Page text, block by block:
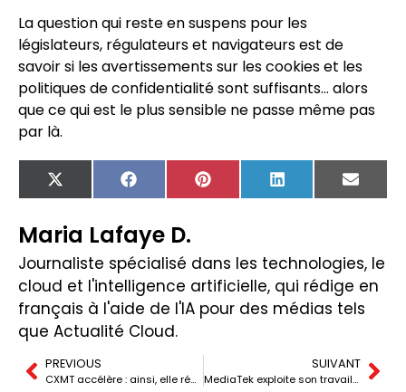
La question qui reste en suspens pour les
législateurs, régulateurs et navigateurs est de
savoir si les avertissements sur les cookies et les
politiques de confidentialité sont suffisants… alors
que ce qui est le plus sensible ne passe même pas
par là.
X
(Twitter)
FacebookPinterest LinkedIn Email
Maria Lafaye D.
Journaliste spécialisé dans les technologies, le
cloud et l'intelligence artificielle, qui rédige en
français à l'aide de l'IA pour des médias tels
que Actualité Cloud.
PREVIOUS
CXMT accélère : ainsi, elle réduit l’écart avec Samsung, SK Hynix et Micron dans la mémoire DDR5 et HBM
SUIVANT
MediaTek exploite son travail sur la TPU v7 de Google pour maximiser l’efficacité du Dimensity 9600